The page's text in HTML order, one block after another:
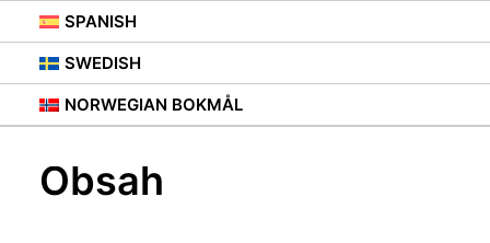
SPANISH
SWEDISH
NORWEGIAN BOKMÅL
Obsah